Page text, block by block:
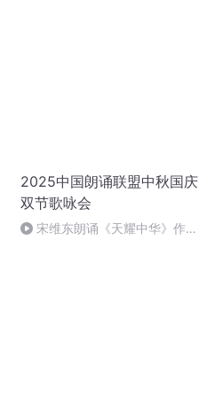
2025中国朗诵联盟中秋国庆
双节歌咏会
宋维东朗诵《天耀中华》作